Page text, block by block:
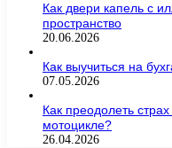
Как двери капель с
пространство
20.06.2026
Как выучиться на
07.05.2026
Как преодолеть
мотоцикле?
26.04.2026